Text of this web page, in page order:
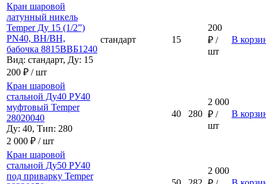
Кран шаровой
латунный никель
Temper Ду 15 (1/2”)
PN40, ВН/ВН,
бабочка 8815ВВБ1240
Вид: стандарт, Ду: 15
200 ₽ / шт
стандарт 15
200
₽ /
шт
В
Кран шаровой
стальной Ду40 РУ40
муфтовый Temper
28020040
Ду: 40, Тип: 280
2 000 ₽ / шт
40 280
2 000
₽ /
шт
В
Кран шаровой
стальной Ду50 РУ40
под приварку Temper
2 000